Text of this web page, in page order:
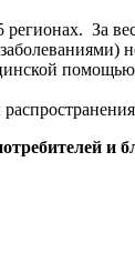
регионах. За
и